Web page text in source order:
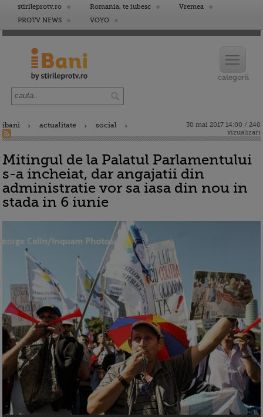
stirileprotv.ro Romania, te iubesc
Vremea
PROTV NEWS
VOYO
ibani actualitate social
30 mai 2017 14:00 / 240
vizualizari
Mitingul de la Palatul Parlamentului
s-a incheiat, dar angajatii din
administratie vor sa iasa din nou in
stada in 6 iunie